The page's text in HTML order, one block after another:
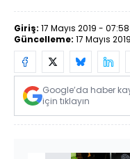
Giriş: 17 Mayıs 2019 - 07:58
Güncelleme: 17 Mayıs
Google’da haber
için tıklayın